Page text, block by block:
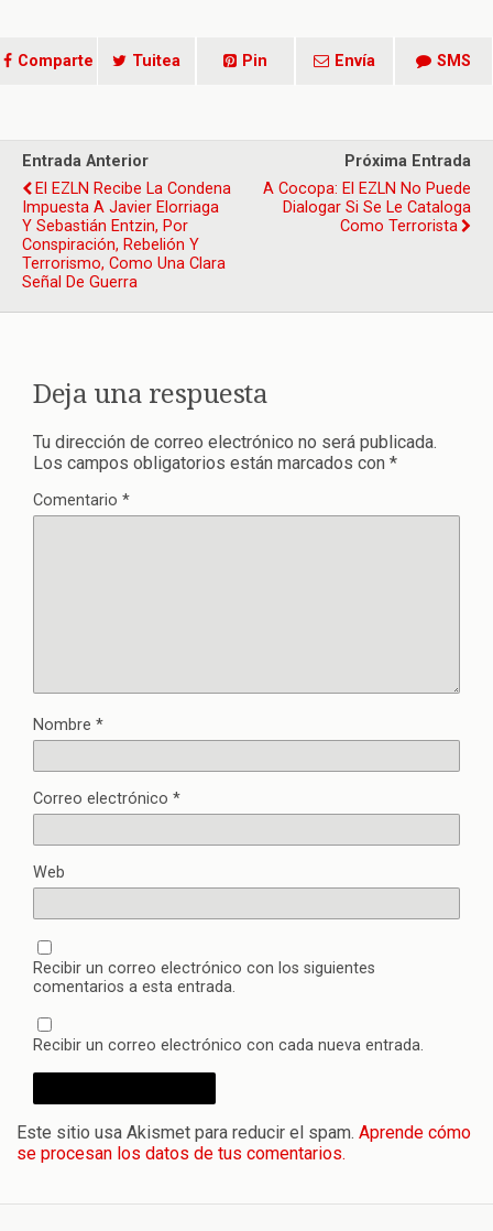
Comparte Tuitea Pin Envía SMS
Entrada Anterior
El EZLN Recibe La Condena
Impuesta A Javier Elorriaga
Y Sebastián Entzin, Por
Conspiración, Rebelión Y
Terrorismo, Como Una Clara
Señal De Guerra
Próxima Entrada
A Cocopa: El EZLN No Puede
Dialogar Si Se Le Cataloga
Como Terrorista
Deja una respuesta
Tu dirección de correo electrónico no será publicada.
Los campos obligatorios están marcados con *
Comentario *
Nombre *
Correo electrónico *
Web
Recibir un correo electrónico con los siguientes
comentarios a esta entrada.
Recibir un correo electrónico con cada nueva entrada.
Este sitio usa Akismet para reducir el spam. Aprende cómo
se procesan los datos de tus comentarios.